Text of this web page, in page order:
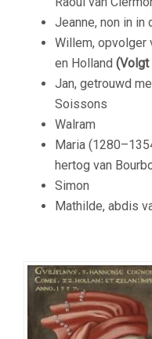
Jeanne, non in in
Willem, opvolger
en Holland (Volgt
Jan, getrouwd
Soissons
Walram
Maria
hertog van
Simon
Mathilde, abdis